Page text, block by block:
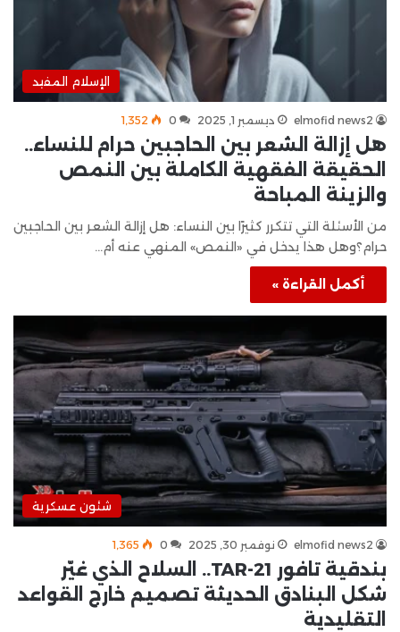
الإسلام المفيد
elmofid news2 ديسمبر 1, 2025 0 1٬352
هل إزالة الشعر بين الحاجبين حرام للنساء..
الحقيقة الفقهية الكاملة بين النمص
والزينة المباحة
من الأسئلة التي تتكرر كثيرًا بين النساء: هل إزالة الشعر بين الحاجبين
حرام؟وهل هذا يدخل في «النمص» المنهي عنه أم…
أكمل القراءة »
شئون عسكرية
elmofid news2 نوفمبر 30, 2025 0 1٬365
بندقية تافور TAR-21.. السلاح الذي غيّر
شكل البنادق الحديثة تصميم خارج القواعد
التقليدية